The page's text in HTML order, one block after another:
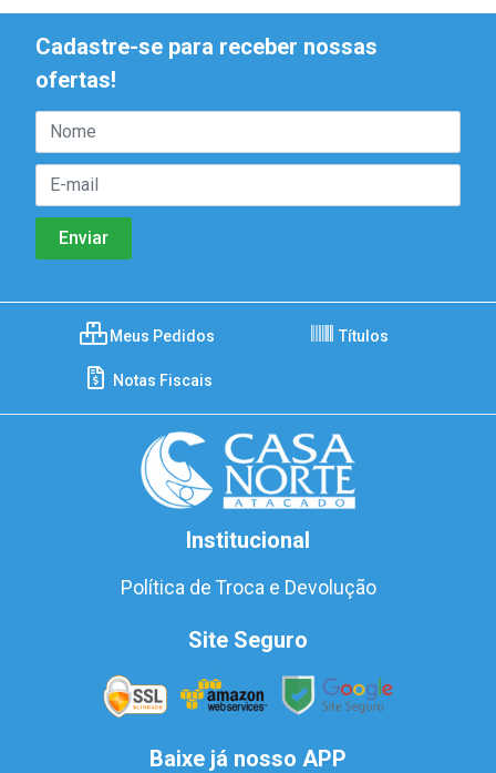
Cadastre-se para receber nossas
ofertas!
Meus Pedidos Títulos
Notas Fiscais
Institucional
Política de Troca e Devolução
Site Seguro
Baixe já nosso APP